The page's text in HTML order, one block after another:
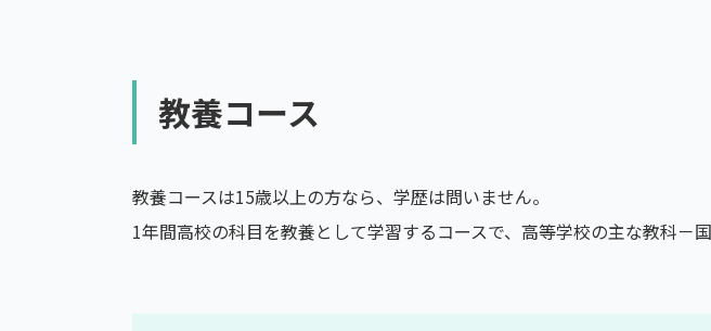
教養コース
教養コースは15歳以上の方なら、学歴は問いません。
1年間高校の科目を教養として学習するコースで、高等学校の主な教科－